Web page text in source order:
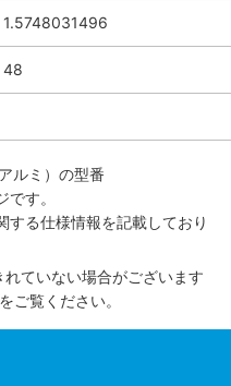
1.5748031496
48
ルミ） の型番
す。
る仕様情報を記載しており
ていない場合がございます
をご覧ください。